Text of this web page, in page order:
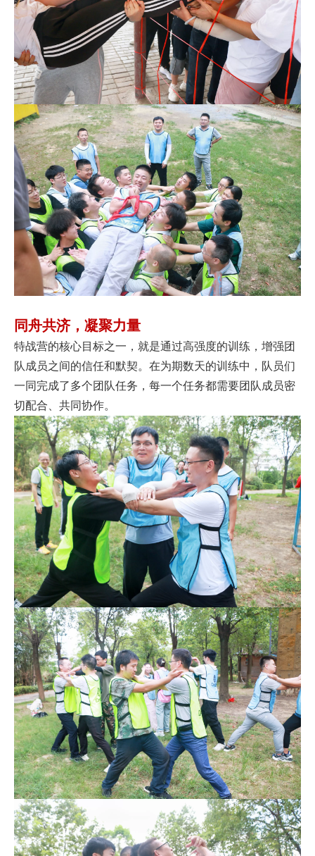
同舟共济，凝聚力量
特战营的核心目标之一，就是通过高强度的训练，增强团
队成员之间的信任和默契。在为期数天的训练中，队员们
一同完成了多个团队任务，每一个任务都需要团队成员密
切配合、共同协作。